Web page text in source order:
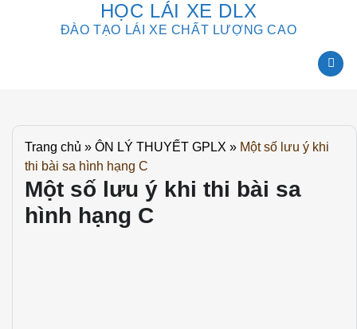
HỌC LÁI XE DLX
ĐÀO TẠO LÁI XE CHẤT LƯỢNG CAO
Trang chủ » ÔN LÝ THUYẾT GPLX » Một số lưu ý khi
thi bài sa hình hạng C
Một số lưu ý khi thi bài sa
hình hạng C